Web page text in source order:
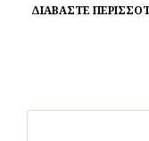
ΔΙΑΒΑΣΤΕ